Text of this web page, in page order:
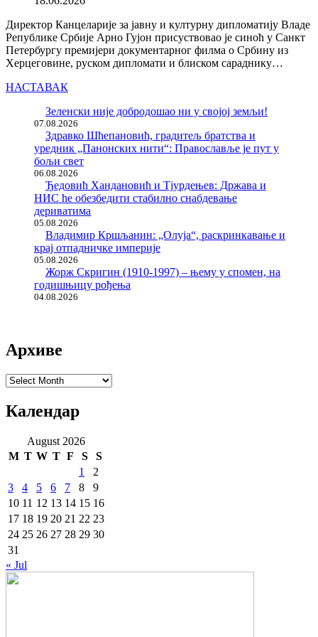
Директор Канцеларије за јавну и културну дипломатију Владе
Републике Србије Арно Гујон присуствовао је синоћ у Санкт
Петербургу премијери документарног филма о Србину из
Херцеговине, руском дипломати и блиском сараднику…
НАСТАВАК
Зеленски није добродошао ни у својој земљи!
07.08.2026
Здравко Шћепановић, градитељ братства и
уредник „Панонских нити“: Православље је пут у
бољи свет
06.08.2026
Ђедовић Хандановић и Тјурдењев: Држава и
НИС ће обезбедити стабилно снабдевање
дериватима
05.08.2026
Владимир Кршљанин: „Олуја“, раскринкавање и
крај отпадничке империје
05.08.2026
Жорж Скригин (1910-1997) – њему у спомен, на
годишњицу рођења
04.08.2026
Архиве
Архиве
Календар
August 2026
M T W T F S
S
1
2
3
4 5 6 7 8
9
10 11 12 13 14 15 16
17 18 19 20 21 22 23
24 25 26 27 28 29 30
31
« Jul